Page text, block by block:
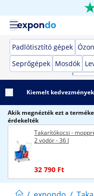
Padlótisztító gépek
Seprőgépek Mosdók
Kiemelt
Akik megnézték ezt a
érdekelték
Takarítókocsi -
2 vödör - 36 l
32 790 Ft